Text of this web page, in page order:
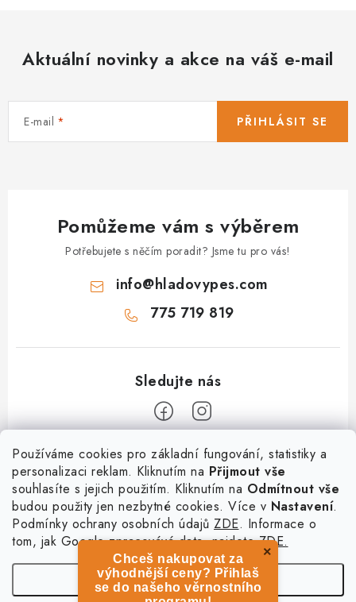
Používáme cookies pro základní fungování, statistiky a
personalizaci reklam. Kliknutím na Přijmout vše
souhlasíte s jejich použitím. Kliknutím na Odmítnout vše
budou použity jen nezbytné cookies. Více v Nastavení.
Podmínky ochrany osobních údajů ZDE. Informace o
tom, jak Google zpracovává data, najdeteZDE.
Nastavení
Aktuální novinky a akce na váš e-mail
E-mail PŘIHLÁSIT SE
Pomůžeme vám s výběrem
Potřebujete s něčím poradit? Jsme tu pro vás!
info@hladovypes.com
775 719 819
Informace
O nás
Kontakty
Výměna, vrácení a reklamace
Služby
PetExpert - pojištění psů
Pujčení paddleboardu a psí plovací vesty
×
Chceš nakupovat za
výhodnější ceny? Přihlaš
se do našeho věrnostního